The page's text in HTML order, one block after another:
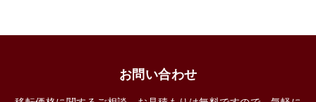
お問い合わせ